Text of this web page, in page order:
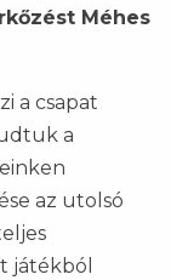
Méhes
a csapat
a
az utolsó
játékból